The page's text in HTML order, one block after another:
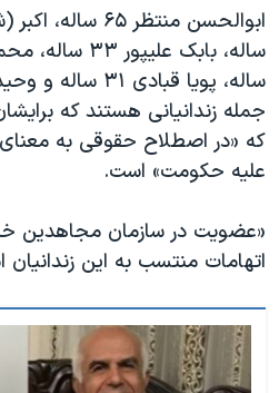
جمله زندانیانی هستند که
که «در اصطلاح حقوقی به
علیه حکومت» است.
«عضویت در سازمان مجاهدین
اتهامات منتسب به این